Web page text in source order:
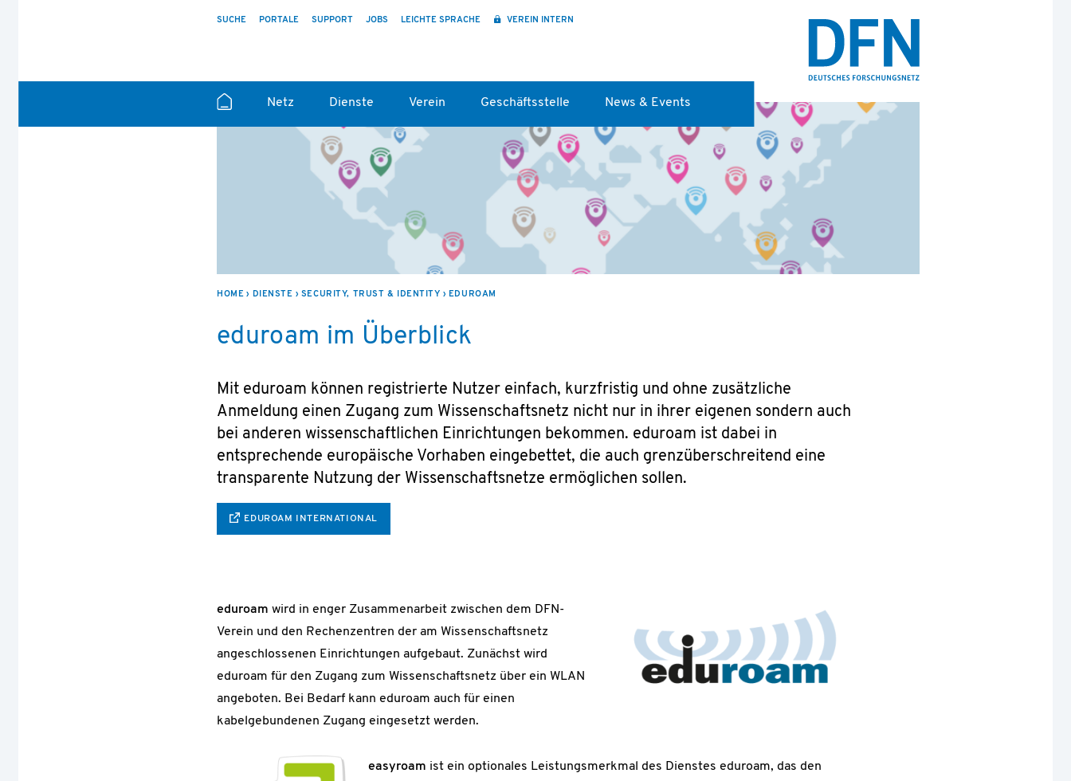
SUCHE PORTALE SUPPORT JOBS LEICHTE SPRACHE VEREIN INTERN
Netz Dienste Verein Geschäftsstelle News & Events
HOME DIENSTE SECURITY, TRUST & IDENTITY EDUROAM
eduroam im Überblick
Mit eduroam können registrierte Nutzer einfach, kurzfristig und ohne zusätzliche
Anmeldung einen Zugang zum Wissenschaftsnetz nicht nur in ihrer eigenen sondern auch
bei anderen wissenschaftlichen Einrichtungen bekommen. eduroam ist dabei in
entsprechende europäische Vorhaben eingebettet, die auch grenzüberschreitend eine
transparente Nutzung der Wissenschaftsnetze ermöglichen sollen.
EDUROAM INTERNATIONAL
eduroam wird in enger Zusammenarbeit zwischen dem DFN-
Verein und den Rechenzentren der am Wissenschaftsnetz
angeschlossenen Einrichtungen aufgebaut. Zunächst wird
eduroam für den Zugang zum Wissenschaftsnetz über ein WLAN
angeboten. Bei Bedarf kann eduroam auch für einen
kabelgebundenen Zugang eingesetzt werden.
easyroam ist ein optionales Leistungsmerkmal des Dienstes eduroam, das den